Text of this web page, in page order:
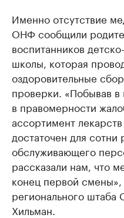
Именно отсутствие
ОНФ сообщили
воспитанников
школы, которая
оздоровительные
проверки. «Побывав
в правомерности
ассортимент
достаточен для сотни
обслуживающего
рассказали нам, что
конец первой смены»,
регионального
Хильман.